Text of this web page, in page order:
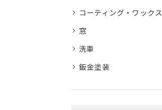
コーティング・ワックス
窓
洗車
鈑金塗装